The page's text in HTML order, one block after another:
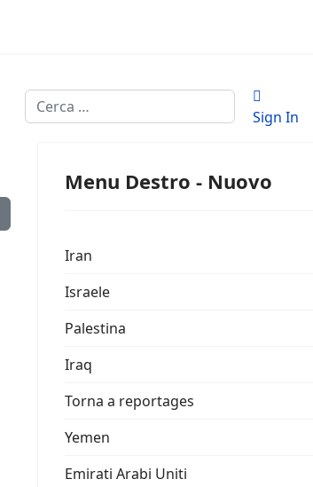
Cerca
Sign In
Menu Destro - Nuovo
Iran
Israele
Palestina
Iraq
Torna a reportages
Yemen
Emirati Arabi Uniti